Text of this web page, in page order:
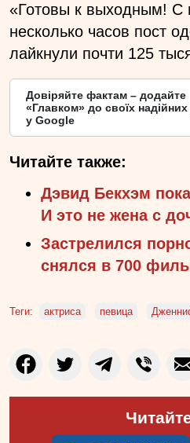
«Готовы к выходным! С
несколько часов пост
лайкнули почти 125
Довіряйте фактам – додайте
«Главком» до своїх
у Google
Читайте также:
Дэвид Бекхэм
И это не жена с
Застрелился
снялся в 700
Теги: актриса певица